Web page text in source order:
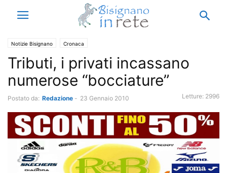
Notizie Bisignano Cronaca
Tributi, i privati incassano
numerose “bocciature”
Postato da: Redazione - 23 Gennaio 2010 Letture: 2996